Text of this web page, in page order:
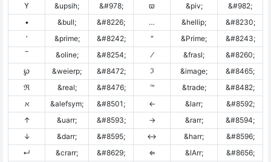
ϒ
&upsih; &#978; ϖ &piv;
&#982;
•
&bull; &#8226; … &hellip;
&#8230;
′
&prime; &#8242; ″ &Prime;
&#8243;
‾
&oline; &#8254; ⁄ &frasl;
&#8260;
℘
&weierp; &#8472; ℑ &image;
&#8465;
ℜ
&real; &#8476; ™ &trade;
&#8482;
ℵ
&alefsym; &#8501; ← &larr;
&#8592;
↑
&uarr; &#8593; → &rarr;
&#8594;
↓
&darr; &#8595; ↔ &harr;
&#8596;
↵
&crarr; &#8629; ⇐ &lArr;
&#8656;